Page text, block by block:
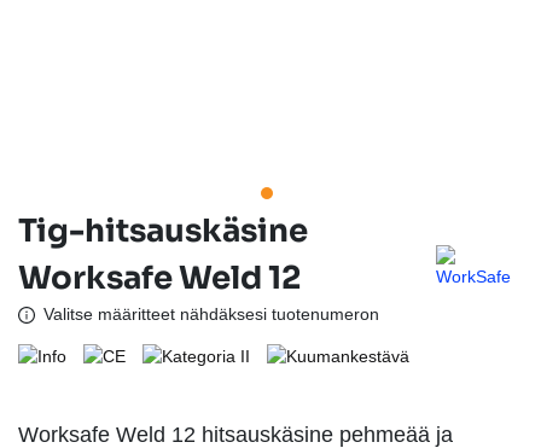
Tig-hitsauskäsine
Worksafe Weld 12
Valitse määritteet nähdäksesi tuotenumeron
Worksafe Weld 12 hitsauskäsine pehmeää ja